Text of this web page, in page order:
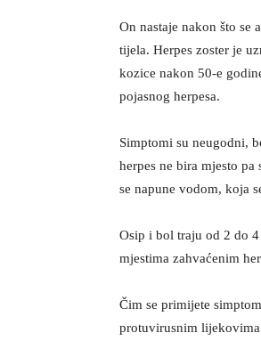
On nastaje nakon što se
tijela. Herpes zoster je
kozice nakon 50-e
pojasnog herpesa.
Simptomi su neugodni,
herpes ne bira mjesto
se napune vodom, koja
Osip i bol traju od 2 do
mjestima zahvaćenim
Čim se primijete
protuvirusnim lijekovima